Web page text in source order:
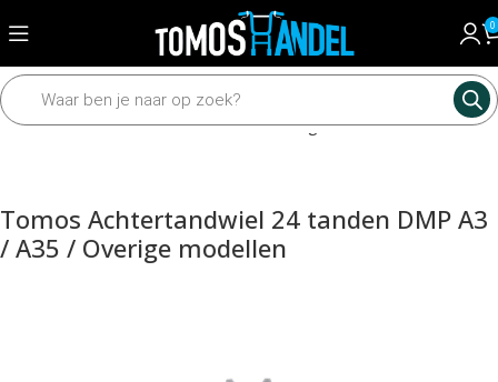
0
Home Mechanisch Tandwielen en kettingen Achtertandwielen
Tomos Achtertandwiel 24 tanden DMP A3
/ A35 / Overige modellen